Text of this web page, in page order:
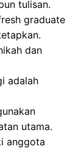
tulisan.
graduate
dan
adalah
utama.
anggota